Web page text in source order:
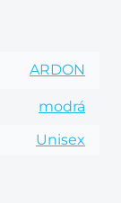
ARDON
modrá
Unisex